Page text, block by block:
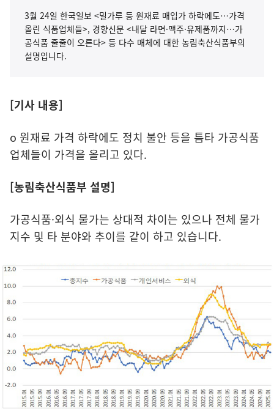
3월 24일 한국일보 <밀가루 등 원재료 매입가 하락에도…가격
올린 식품업체들>, 경향신문 <내달 라면·맥주·유제품까지…가
공식품 줄줄이 오른다> 등 다수 매체에 대한 농림축산식품부의
설명입니다.
[기사 내용]
o 원재료 가격 하락에도 정치 불안 등을 틈타 가공식품
업체들이 가격을 올리고 있다.
[농림축산식품부 설명]
가공식품·외식 물가는 상대적 차이는 있으나 전체 물가
지수 및 타 분야와 추이를 같이 하고 있습니다.